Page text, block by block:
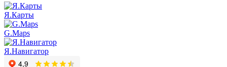
Я.Карты
G.Maps
Я.Навигатор